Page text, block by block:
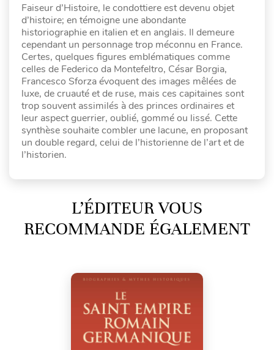
Faiseur d’Histoire, le condottiere est devenu objet
d’histoire; en témoigne une abondante
historiographie en italien et en anglais. Il demeure
cependant un personnage trop méconnu en France.
Certes, quelques figures emblématiques comme
celles de Federico da Montefeltro, César Borgia,
Francesco Sforza évoquent des images mêlées de
luxe, de cruauté et de ruse, mais ces capitaines sont
trop souvent assimilés à des princes ordinaires et
leur aspect guerrier, oublié, gommé ou lissé. Cette
synthèse souhaite combler une lacune, en proposant
un double regard, celui de l’historienne de l’art et de
l’historien.
L’ÉDITEUR VOUS
RECOMMANDE ÉGALEMENT